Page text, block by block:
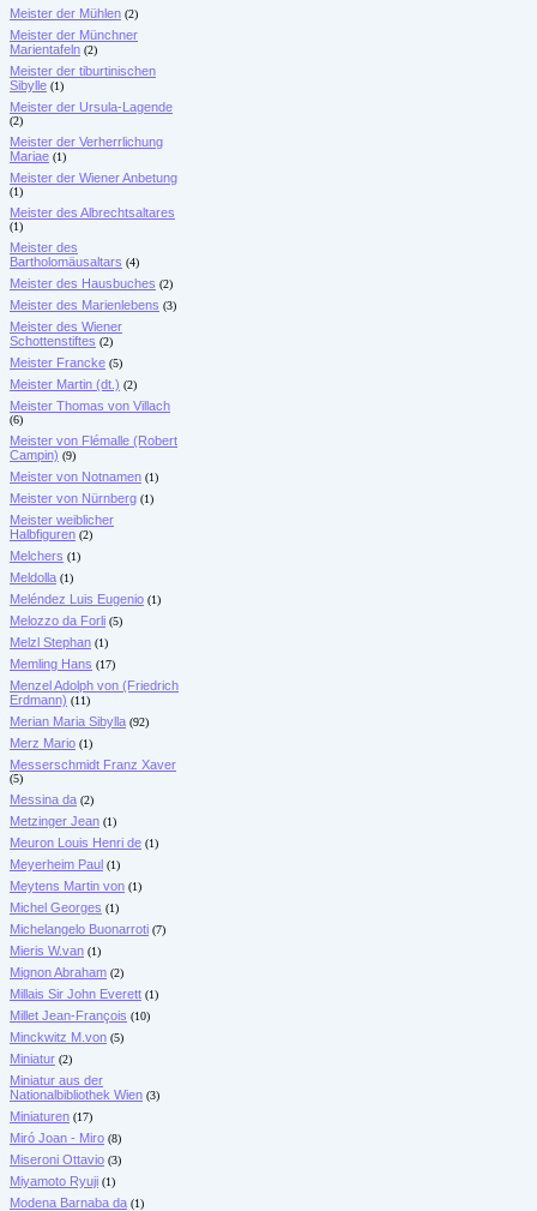
Meister der Mühlen (2)
Meister der Münchner
Marientafeln (2)
Meister der tiburtinischen
Sibylle (1)
Meister der Ursula-Lagende
(2)
Meister der Verherrlichung
Mariae (1)
Meister der Wiener Anbetung
(1)
Meister des Albrechtsaltares
(1)
Meister des
Bartholomäusaltars (4)
Meister des Hausbuches (2)
Meister des Marienlebens (3)
Meister des Wiener
Schottenstiftes (2)
Meister Francke (5)
Meister Martin (dt.) (2)
Meister Thomas von Villach
(6)
Meister von Flémalle (Robert
Campin) (9)
Meister von Notnamen (1)
Meister von Nürnberg (1)
Meister weiblicher
Halbfiguren (2)
Melchers (1)
Meldolla (1)
Meléndez Luis Eugenio (1)
Melozzo da Forli (5)
Melzl Stephan (1)
Memling Hans (17)
Menzel Adolph von (Friedrich
Erdmann) (11)
Merian Maria Sibylla (92)
Merz Mario (1)
Messerschmidt Franz Xaver
(5)
Messina da (2)
Metzinger Jean (1)
Meuron Louis Henri de (1)
Meyerheim Paul (1)
Meytens Martin von (1)
Michel Georges (1)
Michelangelo Buonarroti (7)
Mieris W.van (1)
Mignon Abraham (2)
Millais Sir John Everett (1)
Millet Jean-François (10)
Minckwitz M.von (5)
Miniatur (2)
Miniatur aus der
Nationalbibliothek Wien (3)
Miniaturen (17)
Miró Joan - Miro (8)
Miseroni Ottavio (3)
Miyamoto Ryuji (1)
Modena Barnaba da (1)